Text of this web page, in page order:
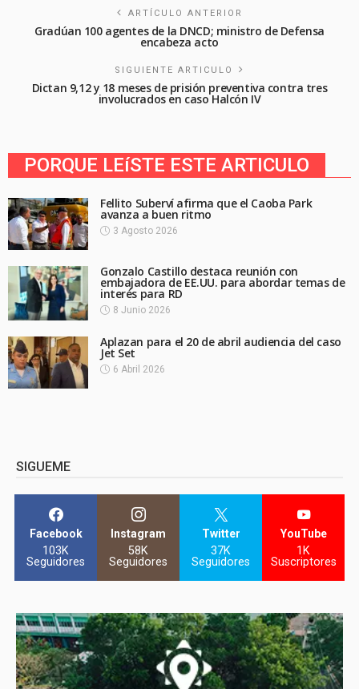
ARTÍCULO ANTERIOR
Gradúan 100 agentes de la DNCD; ministro de Defensa
encabeza acto
SIGUIENTE ARTICULO
Dictan 9,12 y 18 meses de prisión preventiva contra tres
involucrados en caso Halcón IV
PORQUE LEíSTE ESTE ARTICULO
Fellito Suberví afirma que el Caoba Park
avanza a buen ritmo
3 Agosto 2026
Gonzalo Castillo destaca reunión con
embajadora de EE.UU. para abordar temas de
interés para RD
8 Junio 2026
Aplazan para el 20 de abril audiencia del caso
Jet Set
6 Abril 2026
SIGUEME
Facebook
103K
Seguidores
Instagram
58K
Seguidores
Twitter
37K
Seguidores
YouTube
1K
Suscriptores